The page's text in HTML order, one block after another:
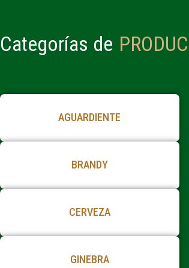
Categorías de
AGUARDIENTE
BRANDY
CERVEZA
GINEBRA